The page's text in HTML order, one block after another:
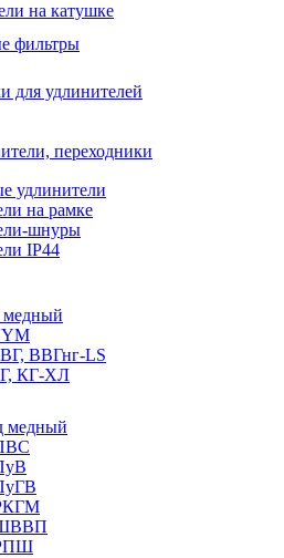
на катушке
фильтры
для удлинителей
переходники
удлинители
на рамке
шнуры
IP44
медный
ВВГнг-LS
КГ-ХЛ
медный